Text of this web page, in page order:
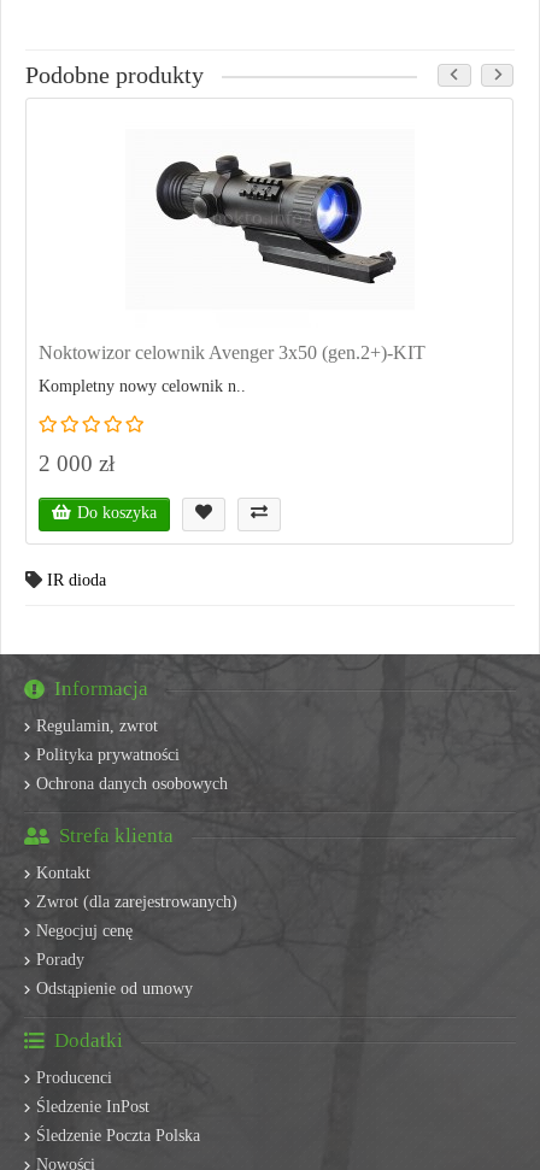
Podobne produkty
Noktowizor celownik Avenger 3x50 (gen.2+)-KIT
Kompletny nowy celownik n..
2 000 zł
Do koszyka
IR dioda
Informacja
Regulamin, zwrot
Polityka prywatności
Ochrona danych osobowych
Strefa klienta
Kontakt
Zwrot (dla zarejestrowanych)
Negocjuj cenę
Porady
Odstąpienie od umowy
Dodatki
Producenci
Śledzenie InPost
Śledzenie Poczta Polska
Nowości